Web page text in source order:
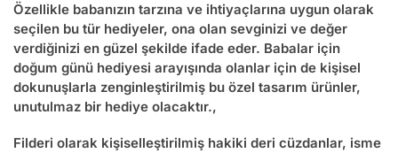
Özellikle babanızın tarzına ve ihtiyaçlarına uygun olarak
seçilen bu tür hediyeler, ona olan sevginizi ve değer
verdiğinizi en güzel şekilde ifade eder. Babalar için
doğum günü hediyesi arayışında olanlar için de kişisel
dokunuşlarla zenginleştirilmiş bu özel tasarım ürünler,
unutulmaz bir hediye olacaktır.,
Filderi olarak kişiselleştirilmiş hakiki deri cüzdanlar, isme